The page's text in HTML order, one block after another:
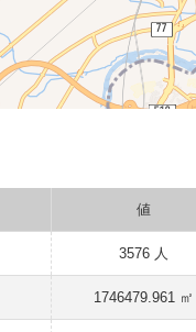
値
3576 人
1746479.961 ㎡